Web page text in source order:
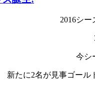
2016シ
今シ
新たに2名が見事ゴール